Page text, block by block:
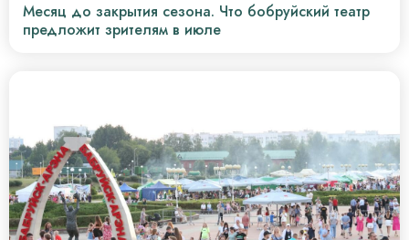
Месяц до закрытия сезона. Что бобруйский театр
предложит зрителям в июле